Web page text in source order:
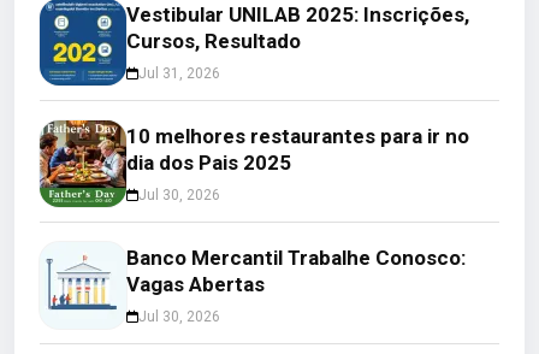
Vestibular UNILAB 2025: Inscrições,
Cursos, Resultado
Jul 31, 2026
10 melhores restaurantes para ir no
dia dos Pais 2025
Jul 30, 2026
Banco Mercantil Trabalhe Conosco:
Vagas Abertas
Jul 30, 2026